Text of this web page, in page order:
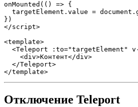
onMounted ( ( ) => {
  targetElement
. value = document .
} )
</script>
<template>
<Teleport : to="targetElement" v
<div>Контент</div>
</Teleport>
</template>
Отключение Teleport